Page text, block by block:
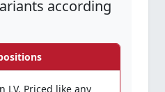
according
LV. Priced like any